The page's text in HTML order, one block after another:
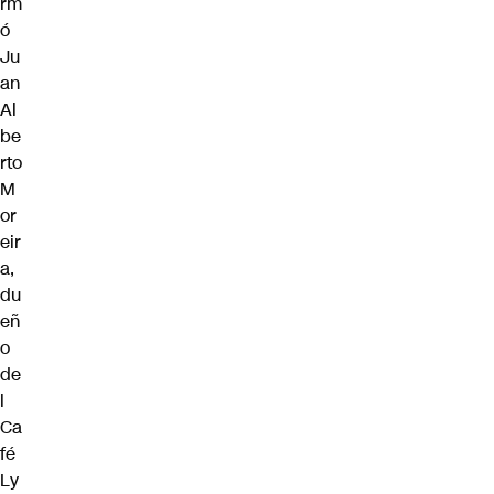
ó
Ju
an
Al
be
rto
M
or
eir
a,
du
eñ
o
de
l
Ca
fé
Ly